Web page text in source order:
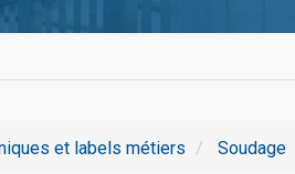
et labels métiers Soudage